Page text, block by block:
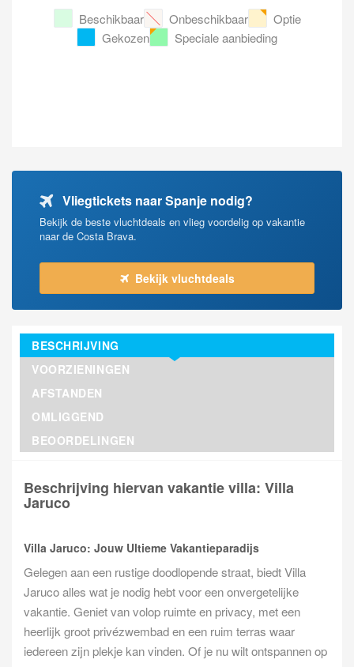
Beschikbaar Onbeschikbaar
Optie
Gekozen
Speciale aanbieding
Vliegtickets naar Spanje nodig?
Bekijk de beste vluchtdeals en vlieg voordelig op vakantie
naar de Costa Brava.
Bekijk vluchtdeals
BESCHRIJVING
VOORZIENINGEN
AFSTANDEN
OMLIGGEND
BEOORDELINGEN
Beschrijving hiervan vakantie villa: Villa
Jaruco
Villa Jaruco: Jouw Ultieme Vakantieparadijs
Gelegen aan een rustige doodlopende straat, biedt Villa
Jaruco alles wat je nodig hebt voor een onvergetelijke
vakantie. Geniet van volop ruimte en privacy, met een
heerlijk groot privézwembad en een ruim terras waar
iedereen zijn plekje kan vinden. Of je nu wilt ontspannen op